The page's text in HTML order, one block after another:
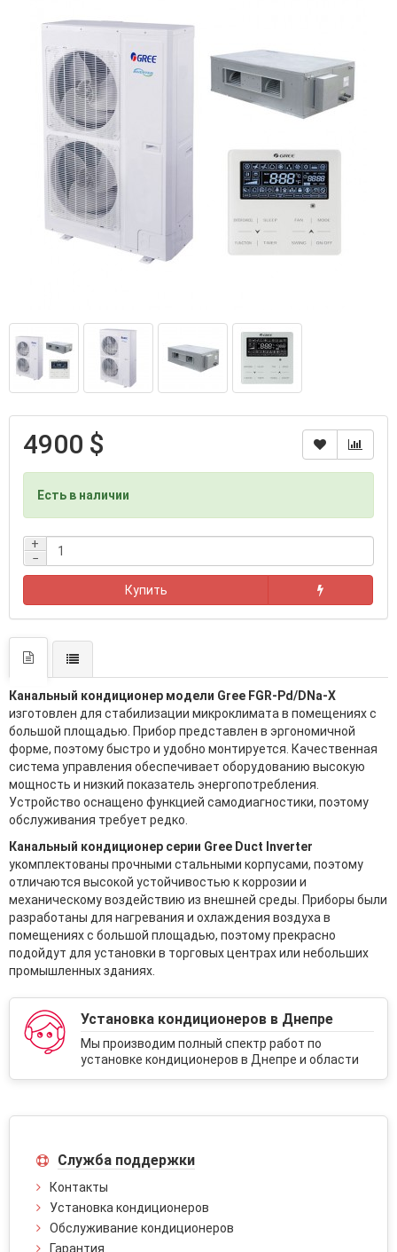
4900 $
Есть в наличии
+
−
Купить
Канальный кондиционер модели Gree FGR-Pd/DNa-X
изготовлен для стабилизации микроклимата в помещениях с
большой площадью. Прибор представлен в эргономичной
форме, поэтому быстро и удобно монтируется. Качественная
система управления обеспечивает оборудованию высокую
мощность и низкий показатель энергопотребления.
Устройство оснащено функцией самодиагностики, поэтому
обслуживания требует редко.
Канальный кондиционер серии Gree Duct Inverter
укомплектованы прочными стальными корпусами, поэтому
отличаются высокой устойчивостью к коррозии и
механическому воздействию из внешней среды. Приборы были
разработаны для нагревания и охлаждения воздуха в
помещениях с большой площадью, поэтому прекрасно
подойдут для установки в торговых центрах или небольших
промышленных зданиях.
Установка кондиционеров в Днепре
Мы производим полный спектр работ по
установке кондиционеров в Днепре и области
Служба поддержки
Контакты
Установка кондиционеров
Обслуживание кондиционеров
Гарантия